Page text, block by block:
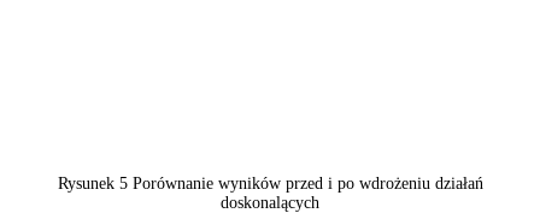
Rysunek 5 Porównanie wyników przed i po wdrożeniu działań
doskonalących